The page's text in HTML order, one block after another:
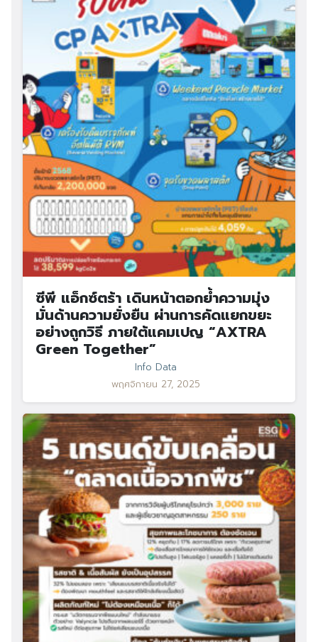
Search
for: Search
ซีพี แอ็กซ์ตร้า เดินหน้าตอกย้ำความมุ่ง
มั่นด้านความยั่งยืน ผ่านการคัดแยกขยะ
อย่างถูกวิธี ภายใต้แคมเปญ “AXTRA
Green Together”
Info Data
พฤศจิกายน 27, 2025